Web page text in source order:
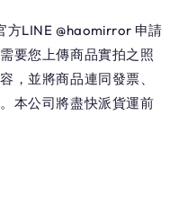
方LINE @haomirror 申請
要您上傳商品實拍之照
， 並將商品連同發票、
本公司將盡快派貨運前